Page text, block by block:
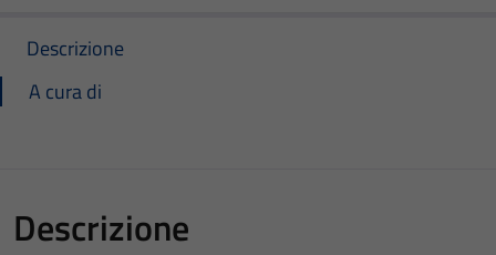
Descrizione
A cura di
Descrizione